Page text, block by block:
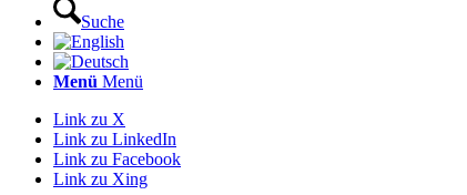
Suche
Menü Menü
Link zu X
Link zu LinkedIn
Link zu Facebook
Link zu Xing